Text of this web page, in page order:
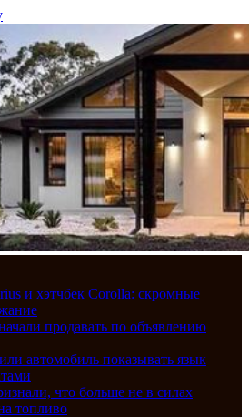
и хэтчбек Corolla: скромные
продавать по объявлению
автомобиль показывать язык
что больше не в силах
топливо